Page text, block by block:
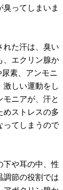
ってしまいま
れた汗は、臭い
、エクリン腺か
素、アンモニ
激しい運動をし
ニアが、汗と
めストレスの多
ってしまうので
下や耳の中、性
調節の役割では